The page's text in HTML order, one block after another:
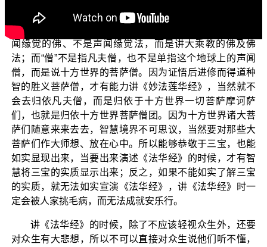
为我们开示的第三个安乐行，正是强调对于“佛、法、僧”要
有深入的理解与恭敬。可是这里的“佛”与“法”，讲的不是声
闻缘觉的佛、不是声闻缘觉法，而是讲大乘教的佛及佛
法；而“僧”不是指凡夫僧，也不是单指这个地球上的声闻
僧，而是说十方世界的菩萨僧。因为证悟后进修而得道种
智的胜义菩萨僧，才有能力讲《妙法莲华经》，当然就不
会去归依凡夫僧，而是归依于十方世界一切菩萨摩诃萨
们，也就是归依十方世界菩萨僧团。因为十方世界诸大菩
萨们随意来来去去，智慧境界不可思议，当然要对那些大
菩萨们作大师想、放在心中。所以能够恭敬于三宝，也能
如实显现出来，当要出来演述《法华经》的时候，才有智
慧将三宝的实质显示出来；反之，如果不能如实了解三宝
的实质，就无法如实宣演《法华经》，讲《法华经》时一
定会被人家挑毛病，而无法成就安乐行。
讲《法华经》的时候，除了不应该轻视众生外，还要
对众生有大悲想，所以不可以直接对众生说他们听不懂，